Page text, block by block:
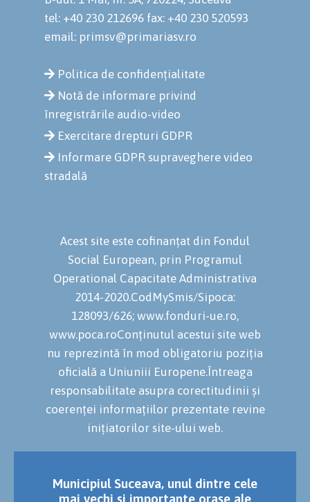
tel: +40 230 212696 fax: +40 230 520593
email: primsv@primariasv.ro
Politica de confidențialitate
Notă de informare privind
înregistrările audio-video
Exercitare drepturi GDPR
Informare GDPR supraveghere video
stradală
Acest site este cofinanțat din Fondul
Social European, prin Programul
Operational Capacitate Administrativa
2014-2020.CodMySmis/Sipoca:
128093/626; www.fonduri-ue.ro,
www.poca.roConținutul acestui site web
nu reprezintă în mod obligatoriu poziția
oficială a Uniuniii Europene.Întreaga
responsabilitate asupra corectitudinii și
coerenței informațiilor prezentate revine
inițiatorilor site-ului web.
Municipiul Suceava, unul dintre cele
mai vechi și importante orașe ale